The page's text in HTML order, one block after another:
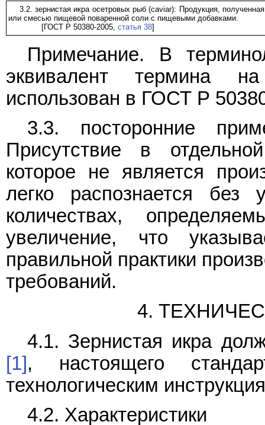
3.2. зернистая икра осетровых рыб (caviar): Продукция,
или смесью пищевой поваренной соли с пищевыми добавками.
[ГОСТ Р 50380-2005,статья 38]
Примечание. В
эквивалент термина
использован в ГОСТ Р
3.3. посторонние
Присутствие в
которое не является
легко распознается без
количествах,
увеличение, что
правильной практики
требований.
4.
4.1. Зернистая икра
[1] , настоящего
технологическим
4.2. Характеристики